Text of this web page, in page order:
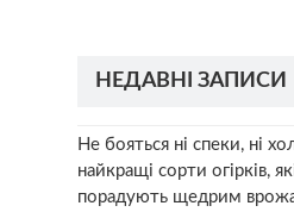
НЕДАВНІ ЗАПИСИ
Не бояться ні спеки, ні
найкращі сорти огірків,
порадують щедрим